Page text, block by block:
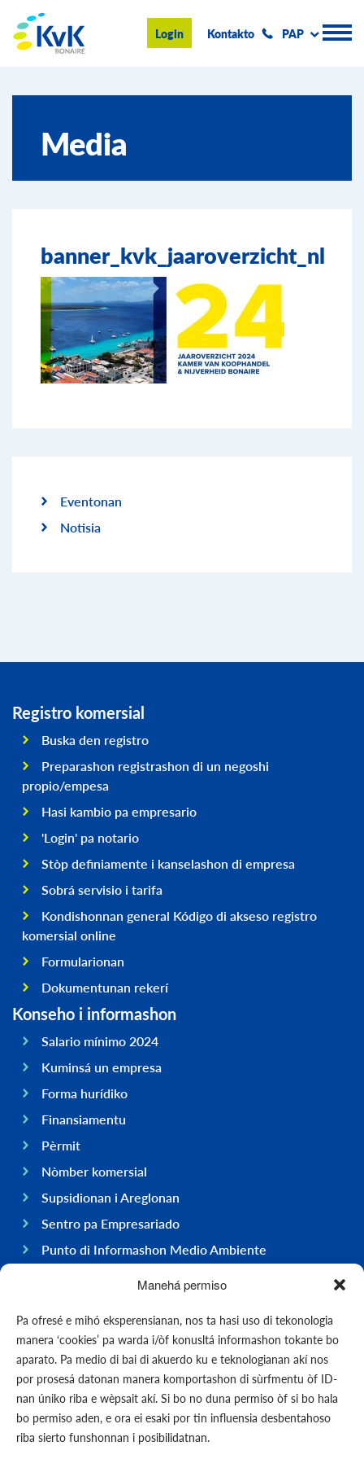
Manehá permiso
Pa ofresé e mihó eksperensianan, nos ta hasi uso di tekonologia
manera ‘cookies’ pa warda i/òf konusltá informashon tokante bo
aparato. Pa medio di bai di akuerdo ku e teknologianan akí nos
por prosesá datonan manera komportashon di sùrfmentu òf ID-
nan úniko riba e wèpsait akí. Si bo no duna permiso òf si bo hala
bo permiso aden, e ora ei esaki por tin influensia desbentahoso
riba sierto funshonnan i posibilidatnan.
KvK Bonaire
Login Kontakto PAP
Konseho i informashon
Hasi negoshi na Boneiru
Eventonan & Notisia
Buska
Media
banner_kvk_jaaroverzicht_nl
Eventonan
Notisia
Registro komersial
Buska den registro
Preparashon registrashon di un negoshi
propio/empesa
Hasi kambio pa empresario
'Login' pa notario
Stòp definiamente i kanselashon di empresa
Sobrá servisio i tarifa
Kondishonnan general Kódigo di akseso registro
komersial online
Formularionan
Dokumentunan rekerí
Konseho i informashon
Salario mínimo 2024
Kuminsá un empresa
Forma hurídiko
Finansiamentu
Pèrmit
Nòmber komersial
Supsidionan i Areglonan
Sentro pa Empresariado
Punto di Informashon Medio Ambiente
Hasi negoshi na Boneiru
Ekonomia
Gobièrnu
Infrastruktura
General
Kontakto